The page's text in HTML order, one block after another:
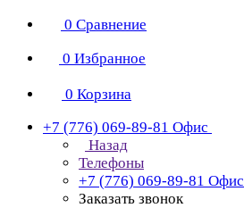
0 Сравнение
0 Избранное
0 Корзина
+7 (776) 069-89-81 Офис
Назад
Телефоны
+7 (776) 069-89-81 Офис
Заказать звонок